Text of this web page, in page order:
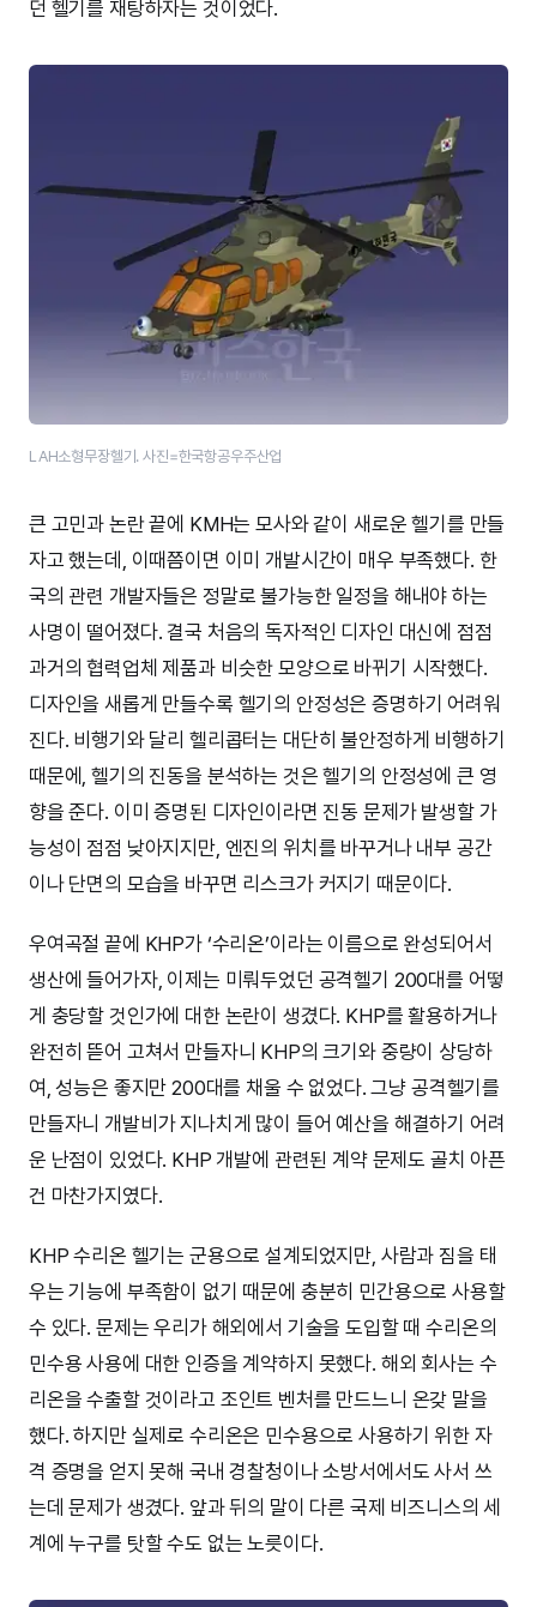
던 헬기를 재탕하자는 것이었다.
LAH소형무장헬기. 사진=한국항공우주산업
큰 고민과 논란 끝에 KMH는 모사와 같이 새로운 헬기를 만들
자고 했는데, 이때쯤이면 이미 개발시간이 매우 부족했다. 한
국의 관련 개발자들은 정말로 불가능한 일정을 해내야 하는
사명이 떨어졌다. 결국 처음의 독자적인 디자인 대신에 점점
과거의 협력업체 제품과 비슷한 모양으로 바뀌기 시작했다.
디자인을 새롭게 만들수록 헬기의 안정성은 증명하기 어려워
진다. 비행기와 달리 헬리콥터는 대단히 불안정하게 비행하기
때문에, 헬기의 진동을 분석하는 것은 헬기의 안정성에 큰 영
향을 준다. 이미 증명된 디자인이라면 진동 문제가 발생할 가
능성이 점점 낮아지지만, 엔진의 위치를 바꾸거나 내부 공간
이나 단면의 모습을 바꾸면 리스크가 커지기 때문이다.
우여곡절 끝에 KHP가 ‘수리온’이라는 이름으로 완성되어서
생산에 들어가자, 이제는 미뤄두었던 공격헬기 200대를 어떻
게 충당할 것인가에 대한 논란이 생겼다. KHP를 활용하거나
완전히 뜯어 고쳐서 만들자니 KHP의 크기와 중량이 상당하
여, 성능은 좋지만 200대를 채울 수 없었다. 그냥 공격헬기를
만들자니 개발비가 지나치게 많이 들어 예산을 해결하기 어려
운 난점이 있었다. KHP 개발에 관련된 계약 문제도 골치 아픈
건 마찬가지였다.
KHP 수리온 헬기는 군용으로 설계되었지만, 사람과 짐을 태
우는 기능에 부족함이 없기 때문에 충분히 민간용으로 사용할
수 있다. 문제는 우리가 해외에서 기술을 도입할 때 수리온의
민수용 사용에 대한 인증을 계약하지 못했다. 해외 회사는 수
리온을 수출할 것이라고 조인트 벤처를 만드느니 온갖 말을
했다. 하지만 실제로 수리온은 민수용으로 사용하기 위한 자
격 증명을 얻지 못해 국내 경찰청이나 소방서에서도 사서 쓰
는데 문제가 생겼다. 앞과 뒤의 말이 다른 국제 비즈니스의 세
계에 누구를 탓할 수도 없는 노릇이다.